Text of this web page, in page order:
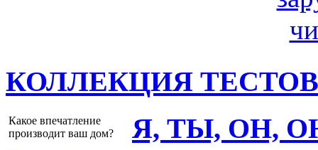
КОЛЛЕКЦИЯ ТЕСТОВ
Какое впечатление
производит ваш дом?
Я, ТЫ, ОН,